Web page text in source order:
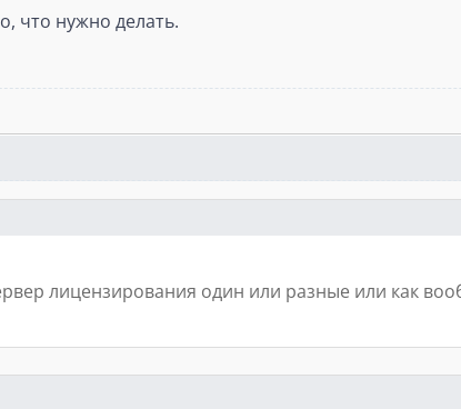
что нужно делать.
лицензирования один или разные или как